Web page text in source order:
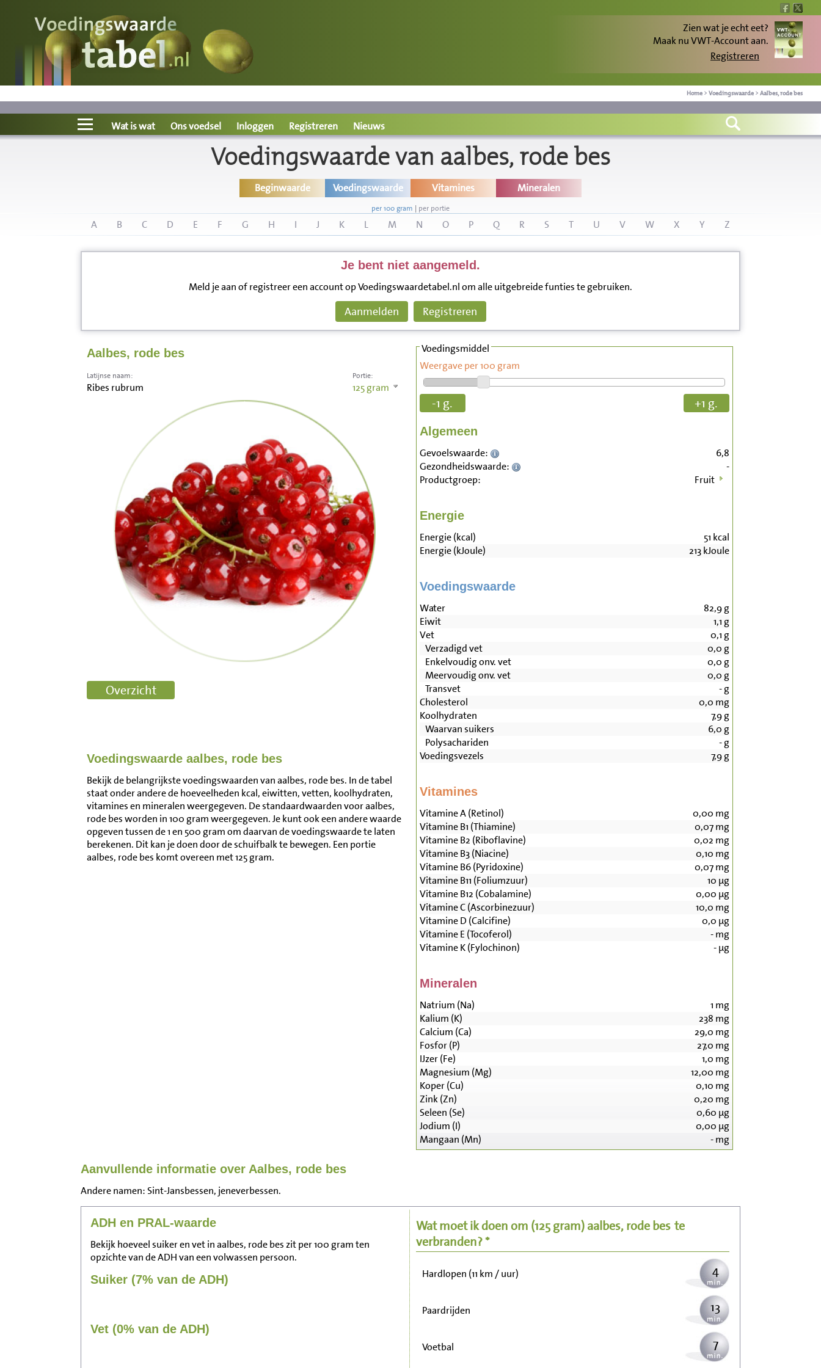
Zien wat je echt eet?
Maak nu VWT-Account aan.
Registreren
Home > Voedingswaarde > Aalbes, rode bes
Voedingswaarde
Wat is wat?
Ons voedsel
Wat is wat Ons voedsel Inloggen Registreren Nieuws
Voedingswaarde van aalbes, rode bes
Beginwaarde Voedingswaarde Vitamines Mineralen
per 100 gram | per portie
A B C D E F G H I J K L M N O P Q R S T U V W X Y Z
Je bent niet aangemeld.
Meld je aan of registreer een account op Voedingswaardetabel.nl om alle uitgebreide funties te gebruiken.
Aanmelden Registreren
Aalbes, rode bes
Portie:
125gram
Latijnse naam:
Ribes rubrum
Voedingswaarde aalbes, rode bes
Bekijk de belangrijkste voedingswaarden van aalbes, rode bes. In de tabel
staat onder andere de hoeveelheden kcal, eiwitten, vetten, koolhydraten,
vitamines en mineralen weergegeven. De standaardwaarden voor aalbes,
rode bes worden in 100 gram weergegeven. Je kunt ook een andere waarde
opgeven tussen de 1 en 500 gram om daarvan de voedingswaarde te laten
berekenen. Dit kan je doen door de schuifbalk te bewegen. Een portie
aalbes, rode bes komt overeen met 125 gram.
Voedingsmiddel
Weergave per 100 gram
-1 g. +1 g.
Algemeen
Gevoelswaarde:
6,8
Gezondheidswaarde:
-
Productgroep:
Fruit
Energie
Energie (kcal) 51 kcal
Energie (kJoule)
213kJoule
Voedingswaarde
Water 82,9g
Eiwit
1,1 g
Vet
0,1 g
Verzadigd vet
0,0 g
Enkelvoudig onv. vet
0,0 g
Meervoudig onv. vet
0,0 g
Transvet
-g
Cholesterol
0,0 mg
Koolhydraten
7,9g
Waarvan suikers
6,0 g
Polysachariden
-g
Voedingsvezels
7,9g
Vitamines
Vitamine A (Retinol) 0,00 mg
Vitamine B1 (Thiamine)
0,07mg
Vitamine B2 (Riboflavine)
0,02 mg
Vitamine B3 (Niacine)
0,10 mg
Vitamine B6 (Pyridoxine)
0,07mg
Vitamine B11 (Foliumzuur)
10 µg
Vitamine B12 (Cobalamine)
0,00 µg
Vitamine C (Ascorbinezuur)
10,0 mg
Vitamine D (Calcifine)
0,0 µg
Vitamine E (Tocoferol)
-mg
Vitamine K (Fylochinon)
-µg
Mineralen
Natrium (Na) 1 mg
Kalium (K)
238 mg
Calcium (Ca)
29,0 mg
Fosfor (P)
27,0 mg
IJzer (Fe)
1,0 mg
Magnesium (Mg)
12,00 mg
Koper (Cu)
0,10 mg
Zink (Zn)
0,20 mg
Seleen (Se)
0,60 µg
Jodium (I)
0,00 µg
Mangaan (Mn)
-mg
Aanvullende informatie over Aalbes, rode bes
Andere namen: Sint-Jansbessen, jeneverbessen.
ADH en PRAL-waarde
Bekijk hoeveel suiker en vet in aalbes, rode bes zit per 100 gram ten
opzichte van de ADH van een volwassen persoon.
Suiker (7% van de ADH)
Vet (0% van de ADH)
Wat moet ik doen om (125 gram)aalbes, rode bes te
verbranden? *
Wandelen (5 km/uur)
Hardlopen (11 km / uur) 4
Paardrijden 13
Voetbal 7